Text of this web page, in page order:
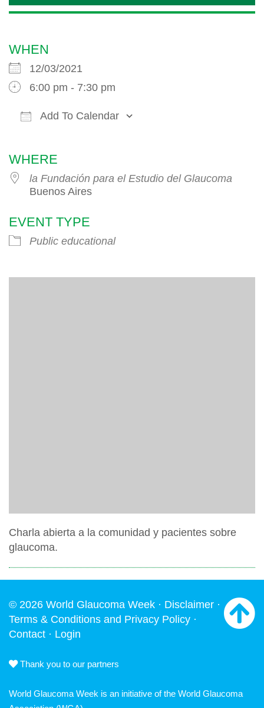
WHEN
12/03/2021
6:00 pm - 7:30 pm
Add To Calendar
WHERE
la Fundación para el Estudio del Glaucoma
Buenos Aires
EVENT TYPE
Public educational
Charla abierta a la comunidad y pacientes sobre
glaucoma.
© 2026 World Glaucoma Week · Disclaimer ·
Terms & Conditions and Privacy Policy ·
Contact · Login
Thank you to our partners
World Glaucoma Week is an initiative of the World Glaucoma